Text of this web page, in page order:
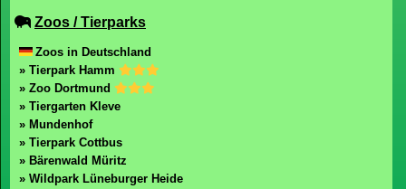
Zoos / Tierparks
Zoos in Deutschland
» Tierpark Hamm
» Zoo Dortmund
» Tiergarten Kleve
» Mundenhof
» Tierpark Cottbus
» Bärenwald Müritz
» Wildpark Lüneburger Heide